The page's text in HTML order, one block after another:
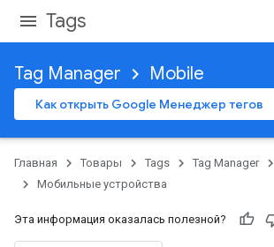
Tags
Tag Manager Mobile
Как открыть Google Менеджер тегов
Главная Товары Tags Tag Manager
Мобильные устройства
Эта информация оказалась полезной?